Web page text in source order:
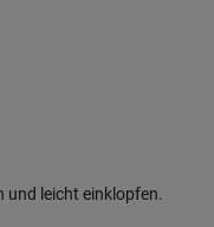
und leicht einklopfen.